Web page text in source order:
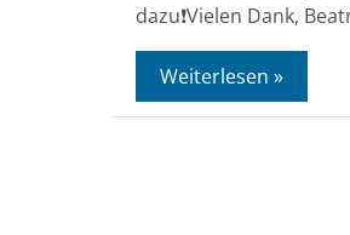
dazu❗️Vielen Dank,
Weiterlesen »